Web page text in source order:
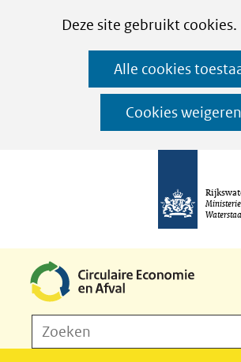
CookiesDeze site gebruikt cookies.
worden
toegestaan
geweigerd.
Alle cookies
Cookies weigeren
Ga
naar
de
inhoud
o
Zoeken